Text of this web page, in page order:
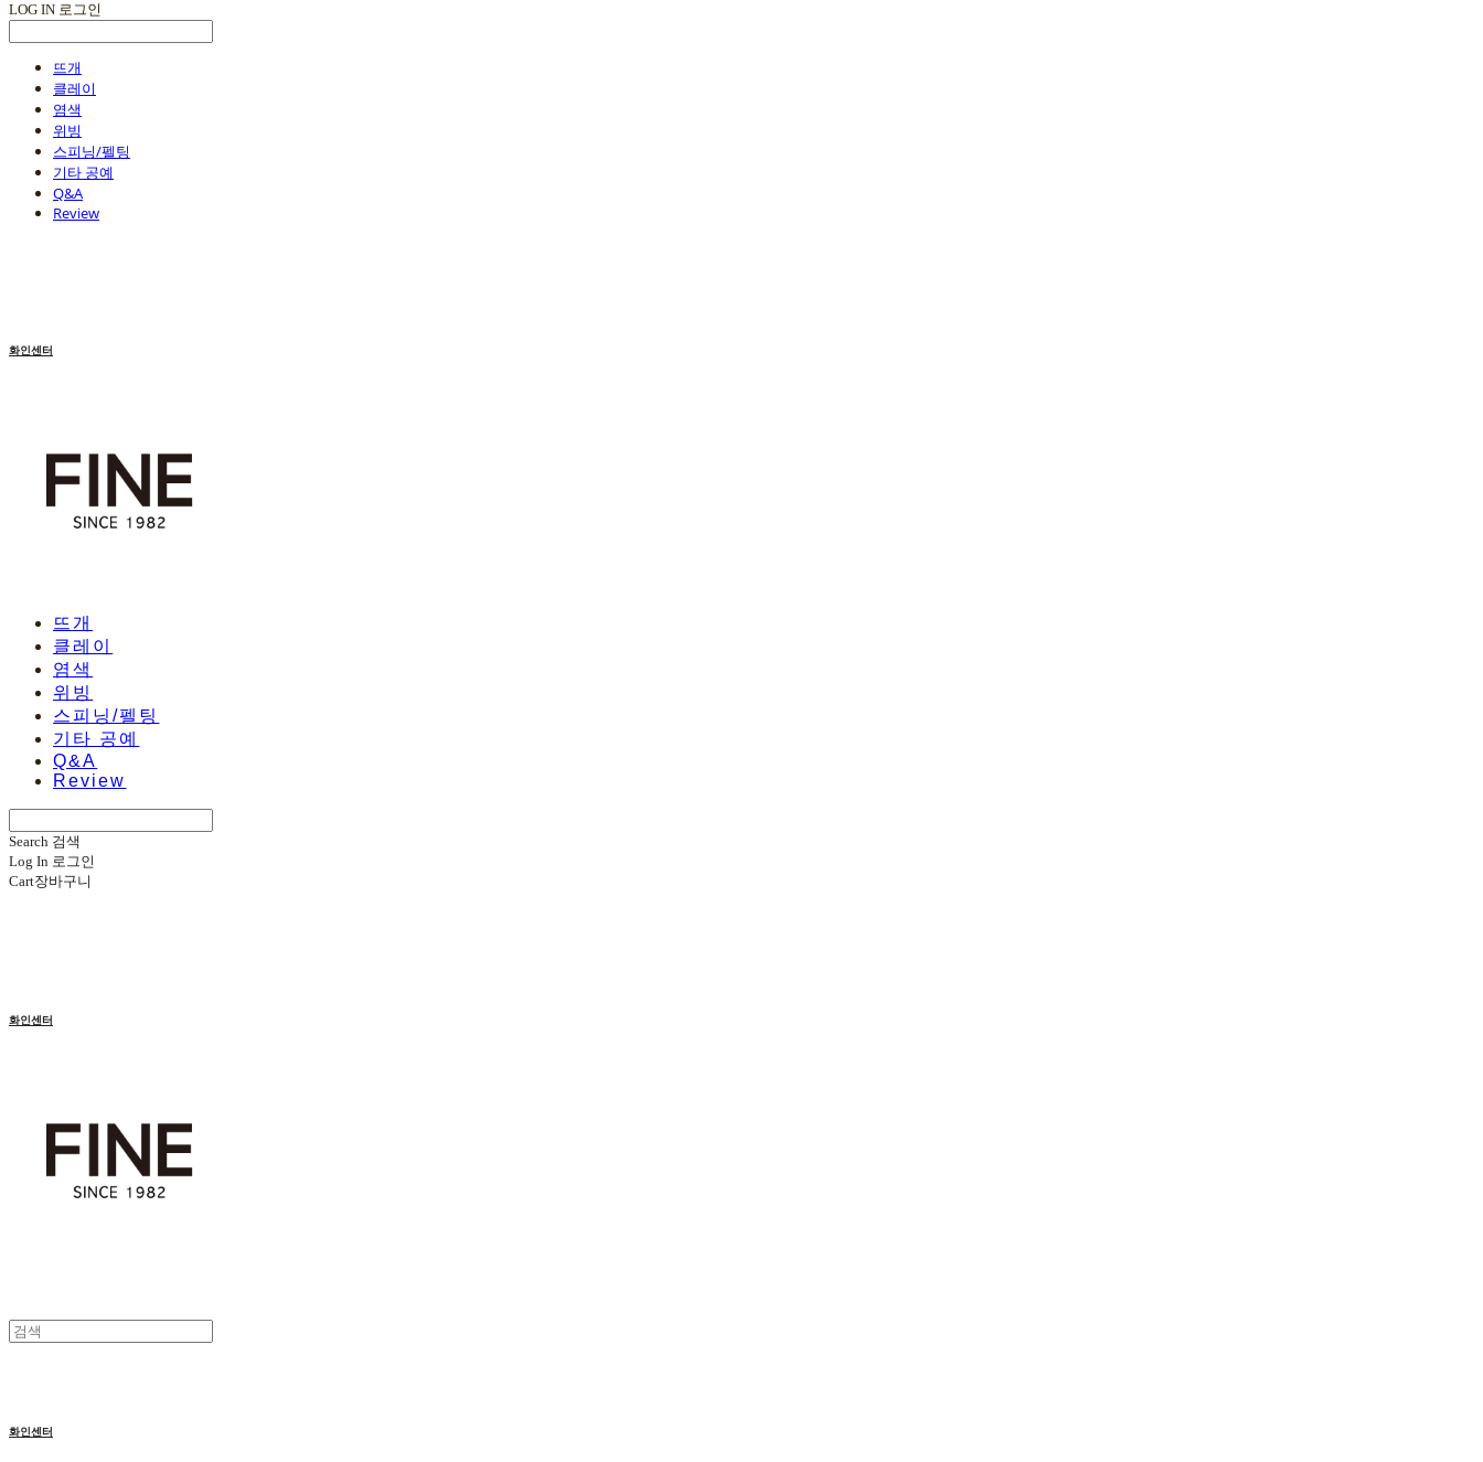
LOG IN 로그인
뜨개
클레이
염색
위빙
스피닝/펠팅
기타 공예
Q&A
Review
화인센터
뜨개
클레이
염색
위빙
스피닝/펠팅
기타 공예
Q&A
Review
Search 검색
Log In 로그인
Cart장바구니
화인센터
화인센터